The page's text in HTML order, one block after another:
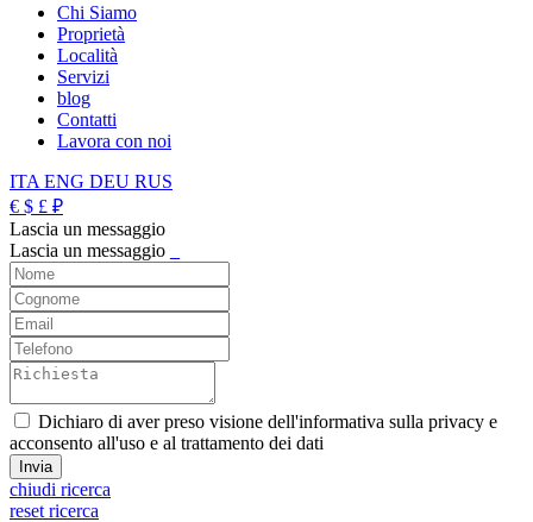
Chi Siamo
Proprietà
Località
Servizi
blog
Contatti
Lavora con noi
ITA ENG DEU RUS
€ $ £ ₽
Lascia un messaggio
Lascia un messaggio
Dichiaro di aver preso visione dell'informativa sulla privacy e
acconsento all'uso e al trattamento dei dati
chiudi ricerca
reset ricerca